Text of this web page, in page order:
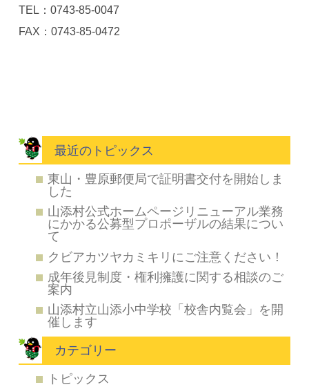
TEL：0743-85-0047
FAX：0743-85-0472
最近のトピックス
東山・豊原郵便局で証明書交付を開始しま
した
山添村公式ホームページリニューアル業務
にかかる公募型プロポーザルの結果につい
て
クビアカツヤカミキリにご注意ください！
成年後見制度・権利擁護に関する相談のご
案内
山添村立山添小中学校「校舎内覧会」を開
催します
カテゴリー
トピックス